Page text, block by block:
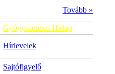
Tovább »
Gyógyszerészi Hírlap
Hírlevelek
Sajtófigyelő